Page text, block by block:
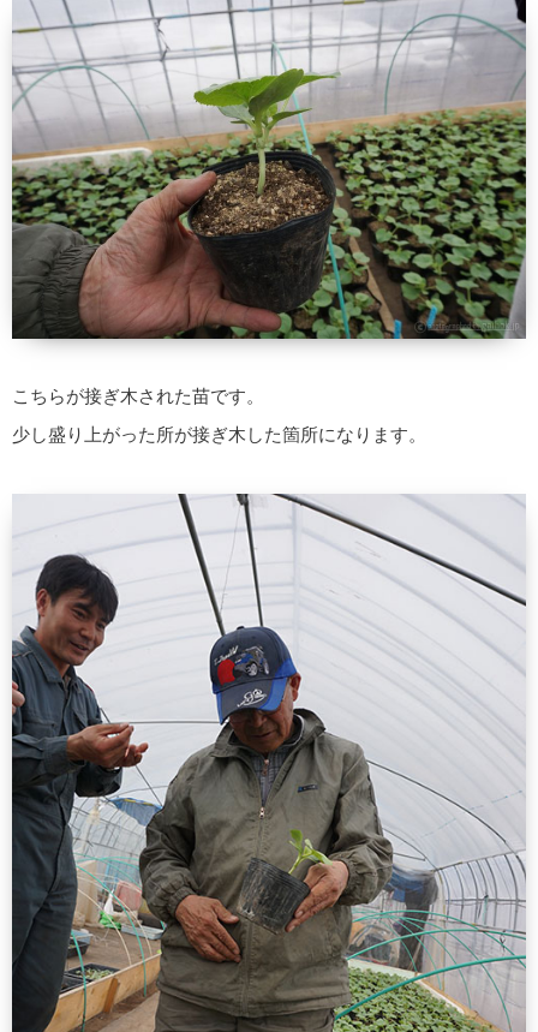
こちらが接ぎ木された苗です。
少し盛り上がった所が接ぎ木した箇所になります。